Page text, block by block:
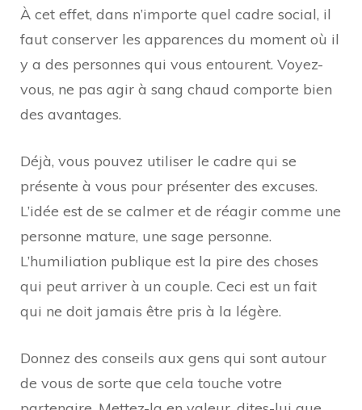
À cet effet, dans n’importe quel cadre social, il
faut conserver les apparences du moment où il
y a des personnes qui vous entourent. Voyez-
vous, ne pas agir à sang chaud comporte bien
des avantages.
Déjà, vous pouvez utiliser le cadre qui se
présente à vous pour présenter des excuses.
L’idée est de se calmer et de réagir comme une
personne mature, une sage personne.
L’humiliation publique est la pire des choses
qui peut arriver à un couple. Ceci est un fait
qui ne doit jamais être pris à la légère.
Donnez des conseils aux gens qui sont autour
de vous de sorte que cela touche votre